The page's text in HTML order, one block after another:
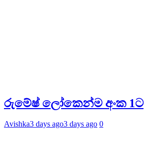
රුමේෂ් ලෝකෙන්ම අංක 1ට
Avishka3 days ago3 days ago 0